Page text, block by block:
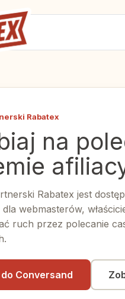
Rabatex
na
Rabatex jest
dla webmasterów,
ruch przez polecanie
Conversand